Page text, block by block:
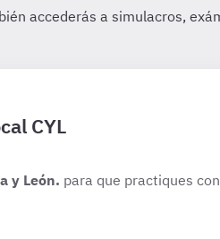
CYL
y León. para que practiques con